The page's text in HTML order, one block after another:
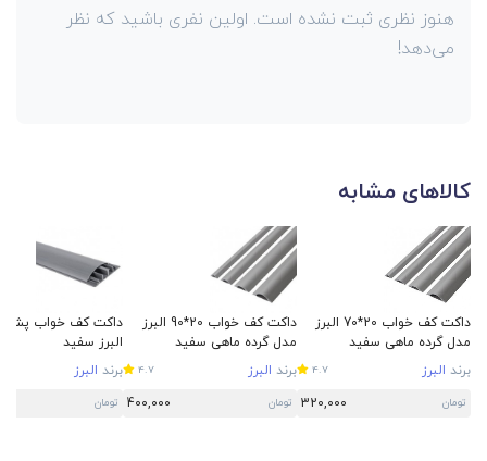
هنوز نظری ثبت نشده است. اولین نفری باشید که نظر
می‌دهد!
کالاهای مشابه
داکت کف خواب 20*70 البرز
مدل گرده ماهی سفید
برند البرز 4.7
تومان 320,000
داکت کف خواب 20*90 البرز
مدل گرده ماهی سفید
برند البرز 4.7
تومان 400,000
البرز سفید
برند البرز
تومان